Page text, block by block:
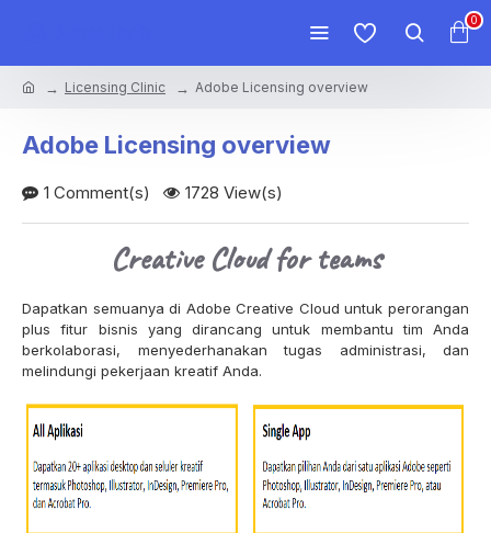
0
Licensing Clinic Adobe Licensing overview
Adobe Licensing overview
1 Comment(s) 1728 View(s)
Creative Cloud for teams
Dapatkan semuanya di Adobe Creative Cloud untuk perorangan
plus fitur bisnis yang dirancang untuk membantu tim Anda
berkolaborasi, menyederhanakan tugas administrasi, dan
melindungi pekerjaan kreatif Anda.